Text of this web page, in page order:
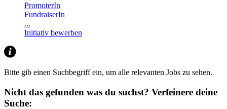
PromoterIn
FundraiserIn
...
Initiativ bewerben
Bitte gib einen Suchbegriff ein, um alle relevanten Jobs zu sehen.
Nicht das gefunden was du suchst? Verfeinere deine
Suche: